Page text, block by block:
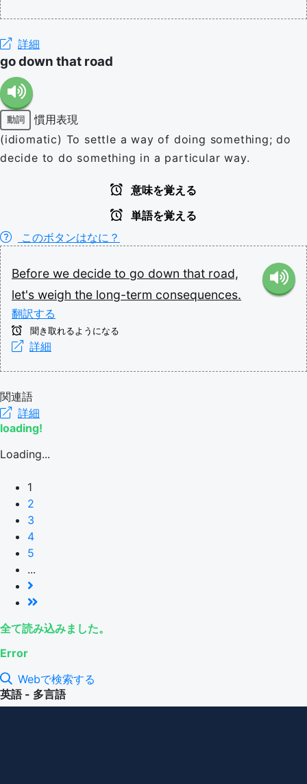
詳細
go down that road
動詞
慣用表現
(idiomatic) To settle a way of doing something; do
decide to do something in a particular way.
意味を覚える
単語を覚える
このボタンはなに？
Before we decide to go down that road,
let's weigh the long-term consequences.
翻訳する
聞き取れるようになる
詳細
関連語
詳細
loading!
Loading...
1
2
3
4
5
...
全て読み込みました。
Error
Webで検索する
英語 - 多言語